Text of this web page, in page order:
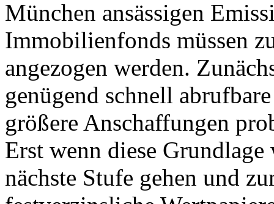
München ansässigen
Immobilienfonds müssen
angezogen werden.
genügend schnell
größere Anschaffungen
Erst wenn diese
nächste Stufe gehen und